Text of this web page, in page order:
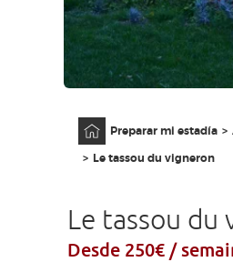
ES
Preparar mi estadía
Le tassou du vigneron
Le tassou du
Desde 250€ /